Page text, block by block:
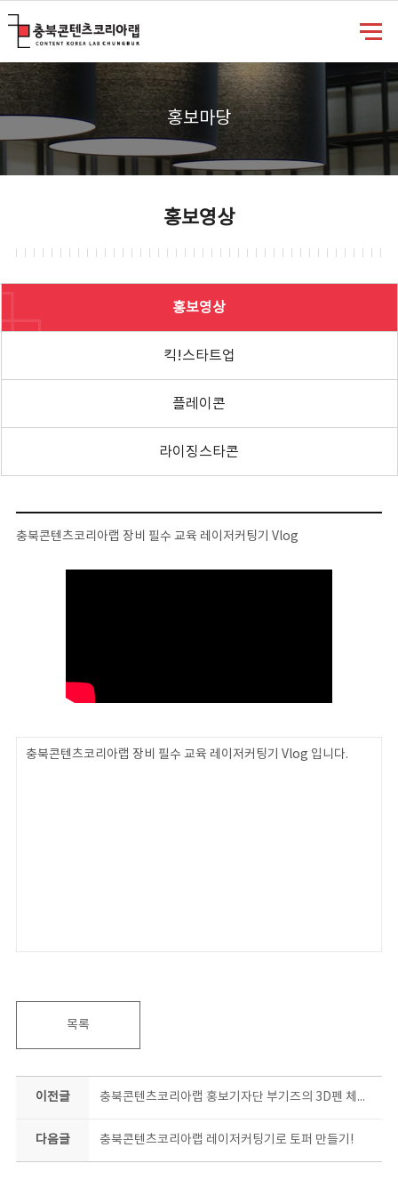
홍보마당
홍보영상
홍보영상
킥!스타트업
플레이콘
라이징스타콘
충북콘텐츠코리아랩 장비 필수 교육 레이저커팅기 Vlog
충북콘텐츠코리아랩 장비 필수 교육 레이저커팅기 Vlog 입니다.
목록
이전글 충북콘텐츠코리아랩 홍보기자단 부기즈의 3D펜 체험 Vlog
다음글 충북콘텐츠코리아랩 레이저커팅기로 토퍼 만들기!